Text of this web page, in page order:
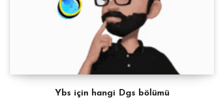
Ybs için hangi Dgs bölümü